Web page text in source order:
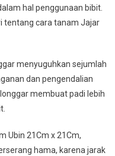
hal penggunaan bibit.
tentang cara tanam Jajar
menyuguhkan sejumlah
dan pengendalian
membuat padi lebih
Ubin 21Cm x 21Cm,
hama, karena jarak